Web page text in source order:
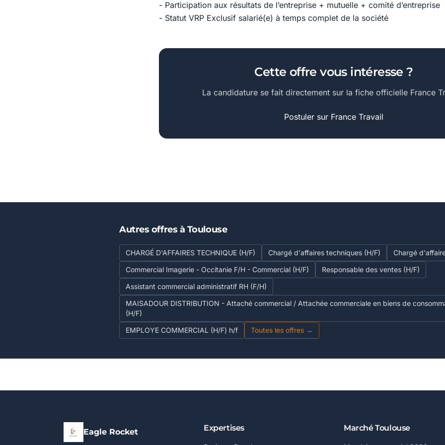
- Participation aux résultats de l’entreprise + mutuelle + comité d’entreprise
- Statut VRP Exclusif salarié(e) à temps complet de la société
Cette offre vous intéresse ?
La candidature se fait directement sur la fiche officielle France
Postuler sur France Travail
Autres offres à Toulouse
CHARGÉ D'AFFAIRES TECHNIQUE (H/F) Chargé d'affaires techniques (H/F)
Chargé
Commercial Imagerie - Occitanie F/H - Commercial (H/F)
Responsable des ventes (H/F)
Assistant commercial administratif RH (F/H)
MAISADOUR DISTRIBUTION - Attaché commercial / Attachée commerciale en biens de
(H/F)
EMPLOYE COMMERCIAL (H/F) h/f
Toutes les offres →
Eagle Rocket Expertises Marché Toulouse